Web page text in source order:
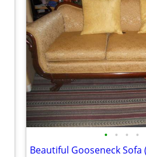
• • • •
Beautiful Gooseneck Sofa